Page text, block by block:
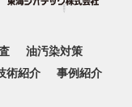
油汚染対策
術紹介
事例紹介